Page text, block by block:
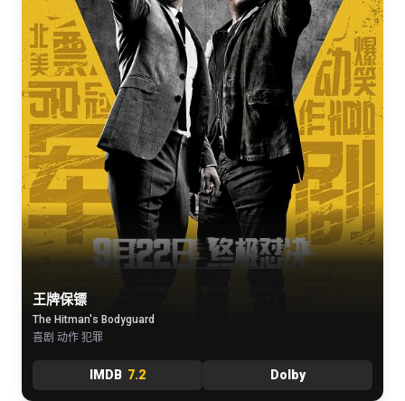
王牌保镖
The Hitman's Bodyguard
喜剧 动作 犯罪
IMDB 7.2 Dolby